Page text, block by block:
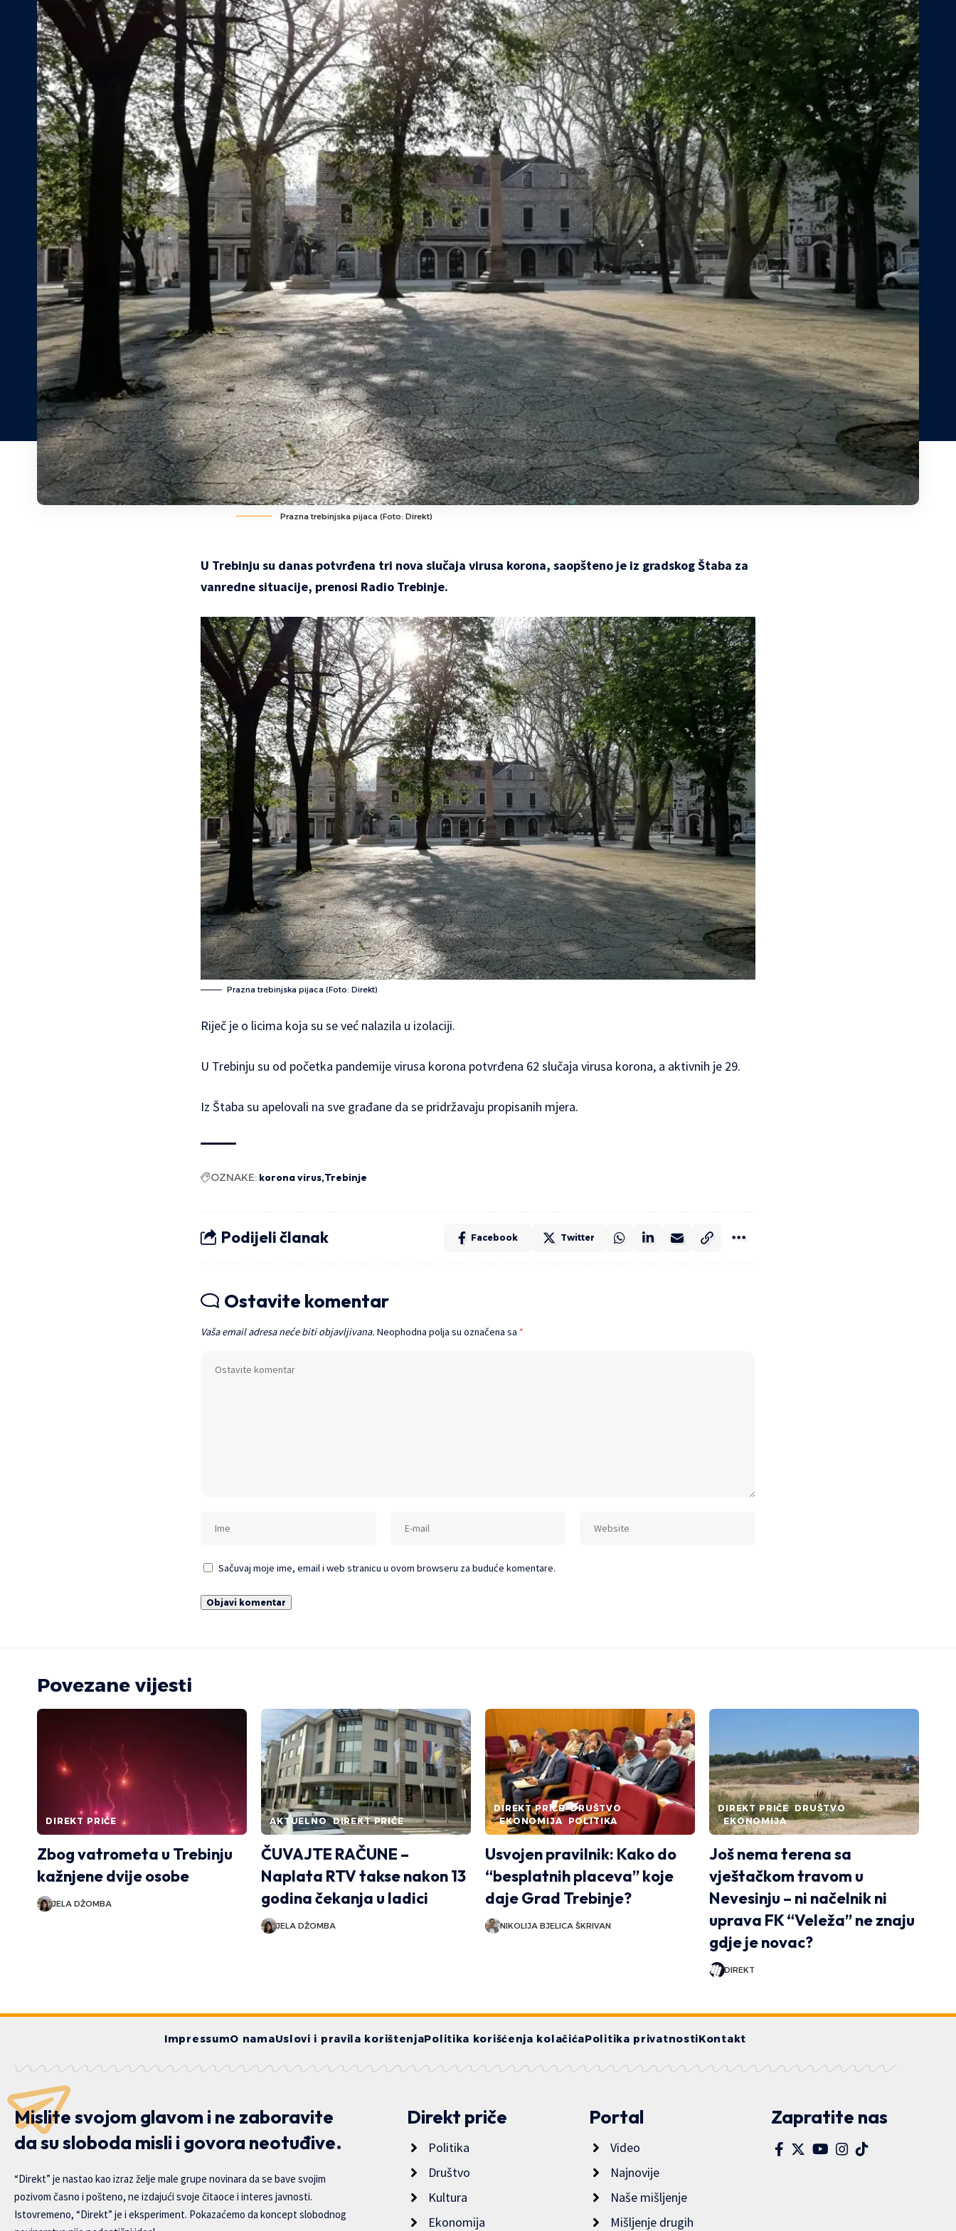
Prazna trebinjska pijaca (Foto: Direkt)
U Trebinju su danas potvrđena tri nova slučaja virusa korona, saopšteno je iz gradskog Štaba za
vanredne situacije, prenosi Radio Trebinje.
Prazna trebinjska pijaca (Foto: Direkt)
Riječ je o licima koja su se već nalazila u izolaciji.
U Trebinju su od početka pandemije virusa korona potvrđena 62 slučaja virusa korona, a aktivnih je 29.
Iz Štaba su apelovali na sve građane da se pridržavaju propisanih mjera.
OZNAKE: korona virus Trebinje
Podijeli članak Facebook Twitter
Ostavite komentar
Vaša email adresa neće biti objavljivana. Neophodna polja su označena sa *
Sačuvaj moje ime, email i web stranicu u ovom browseru za buduće komentare.
Povezane vijesti
DIREKT PRIČE
Zbog vatrometa u Trebinju
kažnjene dvije osobe
JELA DŽOMBA
AKTUELNO DIREKT PRIČE
ČUVAJTE RAČUNE –
Naplata RTV takse nakon 13
godina čekanja u ladici
JELA DŽOMBA
DIREKT PRIČE DRUŠTVO
EKONOMIJA POLITIKA
Usvojen pravilnik: Kako do
“besplatnih placeva” koje
daje Grad Trebinje?
NIKOLIJA BJELICA ŠKRIVAN
DIREKT PRIČE DRUŠTVO
EKONOMIJA
Još nema terena sa
vještačkom travom u
Nevesinju – ni načelnik ni
uprava FK “Veleža” ne znaju
gdje je novac?
DIREKT
ImpressumO namaUslovi i pravila korištenjaPolitika korišćenja kolačićaPolitika privatnostiKontakt
Mislite svojom glavom i ne zaboravite
da su sloboda misli i govora neotuđive.
“Direkt” je nastao kao izraz želje male grupe novinara da se bave svojim
pozivom časno i pošteno, ne izdajući svoje čitaoce i interes javnosti.
Istovremeno, “Direkt” je i eksperiment. Pokazaćemo da koncept slobodnog
Direkt priče
Politika
Društvo
Kultura
Ekonomija
Portal
Video
Najnovije
Naše mišljenje
Mišljenje drugih
Zapratite nas